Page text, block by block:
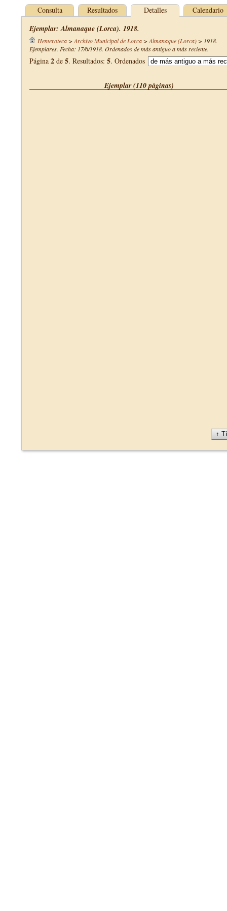
Consulta Resultados Detalles Calendario
Ejemplar: Almanaque (Lorca). 1918.
Hemeroteca> Archivo Municipal de Lorca> Almanaque (Lorca)> 1918.
Ejemplares. Fecha: 17/6/1918. Ordenados de más antiguo a más reciente.
Página 2 de 5. Resultados: 5. Ordenados
Ejemplar (110 páginas)